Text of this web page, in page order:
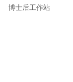
博士后工作站